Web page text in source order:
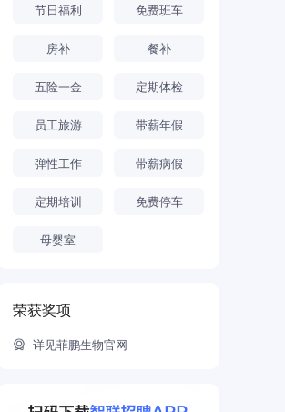
节日福利 免费班车
房补 餐补
五险一金 定期体检
员工旅游 带薪年假
弹性工作 带薪病假
定期培训 免费停车
母婴室
荣获奖项
详见菲鹏生物官网